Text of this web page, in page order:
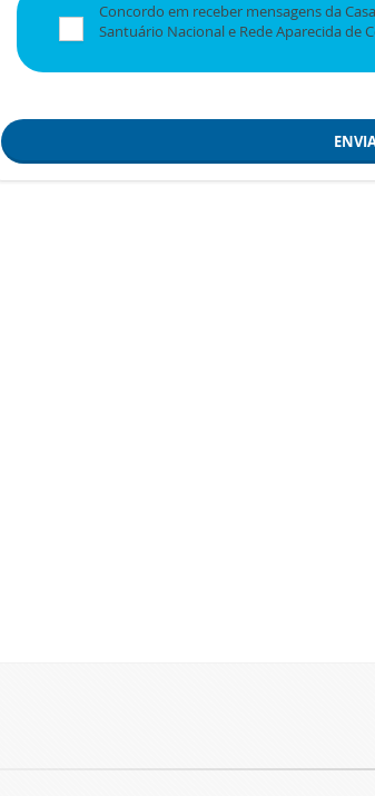
Concordo em receber mensagens da
Santuário Nacional e Rede Aparecida de